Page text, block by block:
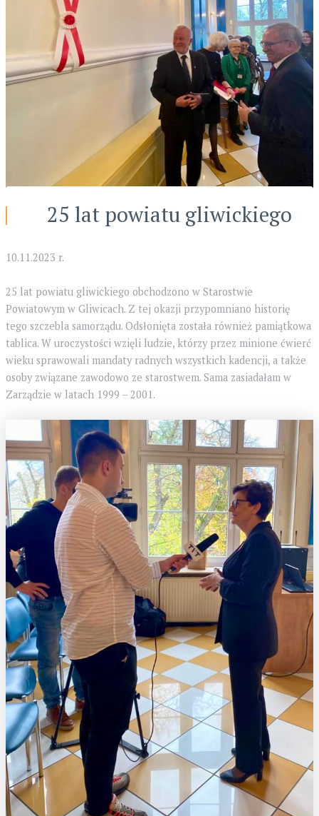
25 lat powiatu gliwickiego
10.11.2023 r.
25 lat powiatu gliwickiego obchodzono w Starostwie
Powiatowym w Gliwicach. Z tej okazji przypomniano historię
tego szczebla samorządu. Odsłonięta została również pamiątkowa
tablica. W uroczystości wzięli ludzie, którzy przez minione ćwierć
wieku sprawowali mandaty radnych wszystkich kadencji, a także
osoby związane zawodowo ze starostwem. Sama zasiadałam w
Zarządzie w latach 1999 – 2001.